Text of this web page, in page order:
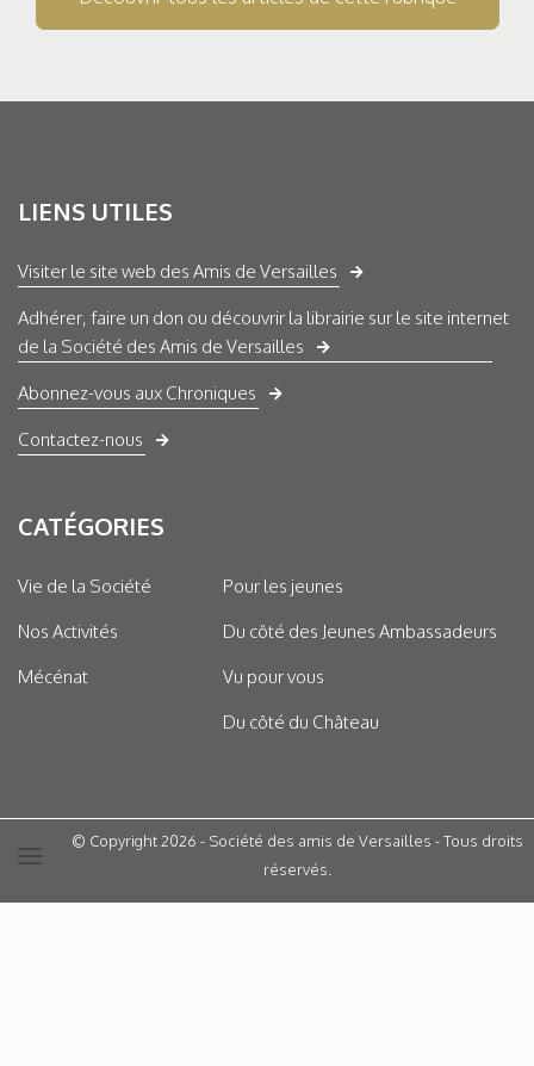
LIENS UTILES
Visiter le site web des Amis de Versailles
Adhérer, faire un don ou découvrir la librairie sur le site internet
de la Société des Amis de Versailles
Abonnez-vous aux Chroniques
Contactez-nous
CATÉGORIES
Vie de la Société
Nos Activités
Mécénat
Pour les jeunes
Du côté des Jeunes Ambassadeurs
Vu pour vous
Du côté du Château
© Copyright 2026 - Société des amis de Versailles - Tous droits
réservés.